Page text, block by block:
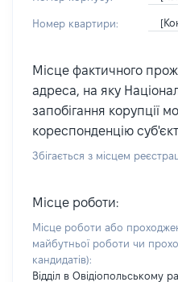
Номер квартири:
Місце фактичного
адреса, на яку
запобігання корупції
кореспонденцію
Збігається з місцем
Місце роботи:
Місце роботи або
майбутньої роботи чи
кандидатів):
Відділ в Овідіопольському